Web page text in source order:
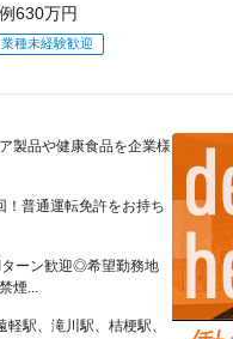
630万円
業種未経験歓迎
製品や健康食品を企業様
！普通運転免許をお持ち
ーン歓迎◎希望勤務地
煙...
駅、滝川駅、桔梗駅、